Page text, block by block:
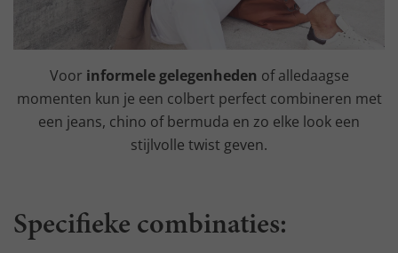
Voor informele gelegenheden of alledaagse
momenten kun je een colbert perfect combineren met
een jeans, chino of bermuda en zo elke look een
stijlvolle twist geven.
Specifieke combinaties: